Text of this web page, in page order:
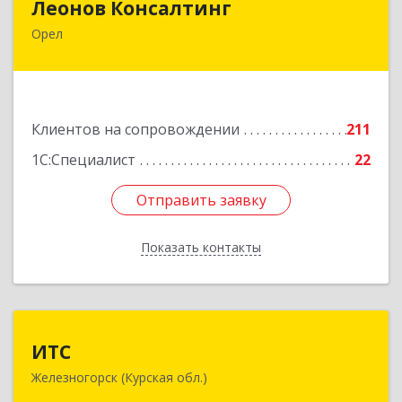
Леонов Консалтинг
Орел
Клиентов на сопровождении
211
1С:Специалист
22
Отправить заявку
Показать контакты
302030, Орловская обл, Орловский р-н, Орел г,
Отправить заявку
Назад
ИТС
Железногорск (Курская обл.)
307178, Курская обл, Железногорск г,